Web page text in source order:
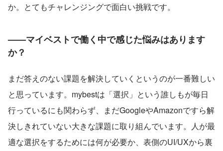
か。とてもチャレンジングで面白い挑戦です。
——マイベストで働く中で感じた悩みはあります
か？
まだ答えのない課題を解決していくというのが一番難しい
と思っています。mybestは「選択」という誰しもが毎日
行っているにも関わらず、まだGoogleやAmazonですら解
決しきれていない大きな課題に取り組んでいます。人が最
適な選択をするためには何が必要か、表側のUI/UXから裏